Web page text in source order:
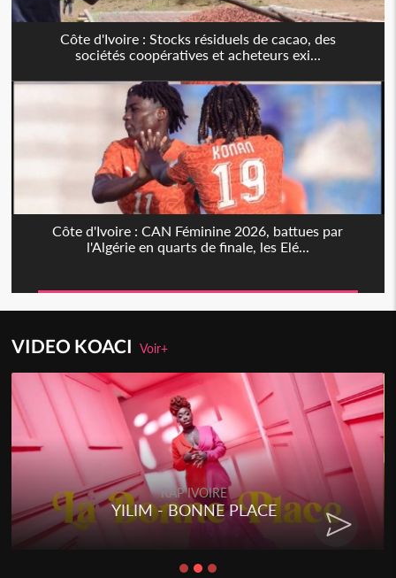
Côte d'Ivoire : Stocks résiduels de cacao, des
sociétés coopératives et acheteurs exi...
Côte d'Ivoire : CAN Féminine 2026, battues par
l'Algérie en quarts de finale, les Elé...
VIDEO KOACIVoir+
RAP IVOIRE
YILIM - BONNE PLACE